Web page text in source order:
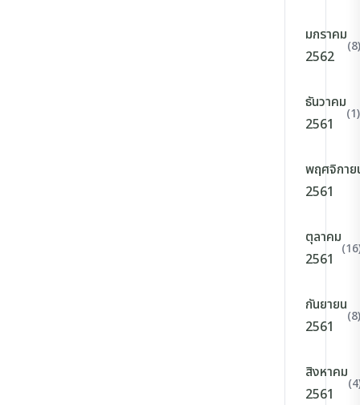
มกราคม
2562
(8)
ธันวาคม
2561
(1)
พฤศจิกาย
2561
ตุลาคม
2561
กันยายน
2561
(8)
สิงหาคม
2561